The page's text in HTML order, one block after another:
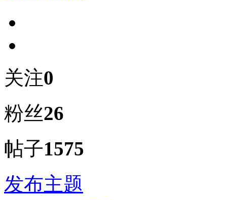
关注0
粉丝26
帖子1575
发布主题